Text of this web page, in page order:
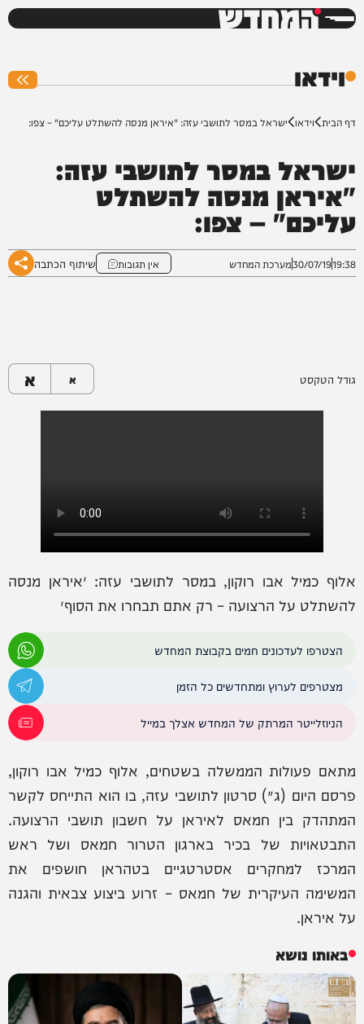
המחדש
וידאו
דף הבית וידאו ישראל במסר לתושבי עזה: "איראן מנסה להשתלט עליכם" – צפו:
ישראל במסר לתושבי עזה:
"איראן מנסה להשתלט
עליכם" – צפו:
19:38
30/07/19מערכת המחדש אין תגובות שיתוף הכתבה
גודל הטקסט א א
אלוף כמיל אבו רוקון, במסר לתושבי עזה: ״איראן מנסה
להשתלט על הרצועה – רק אתם תבחרו את הסוף״
הצטרפו לעדכונים חמים בקבוצת המחדש
מצטרפים לערוץ ומתחדשים כל הזמן
הניוזלייטר המרתק של המחדש אצלך במייל
מתאם פעולות הממשלה בשטחים, אלוף כמיל אבו רוקון,
פרסם היום (ג׳) סרטון לתושבי עזה, בו הוא התייחס לקשר
המתהדק בין חמאס לאיראן על חשבון תושבי הרצועה.
התבטאויות של בכיר בארגון הטרור חמאס ושל ראש
המרכז למחקרים אסטרטגיים בטהראן חושפים את
המשימה העיקרית של חמאס – זרוע ביצוע צבאית והגנה
על איראן.
באותו נושא